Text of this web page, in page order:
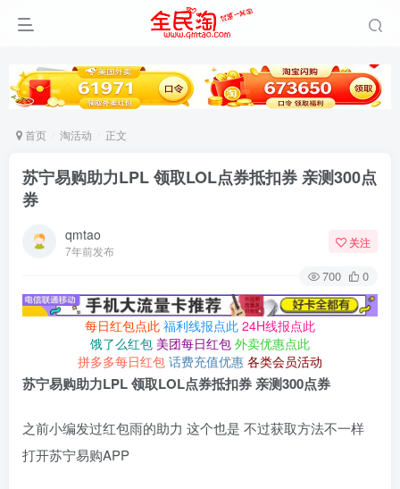
首页 淘活动 正文
苏宁易购助力LPL 领取LOL点券抵扣券 亲测300点
券
qmtao
7年前发布
关注
700 0
每日红包点此 福利线报点此 24H线报点此
饿了么红包 美团每日红包 外卖优惠点此
拼多多每日红包 话费充值优惠 各类会员活动
苏宁易购助力LPL 领取LOL点券抵扣券 亲测300点券
之前小编发过红包雨的助力 这个也是 不过获取方法不一样
打开苏宁易购APP